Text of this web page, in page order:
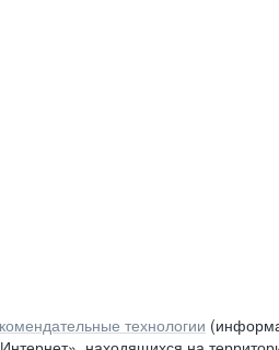
технологии